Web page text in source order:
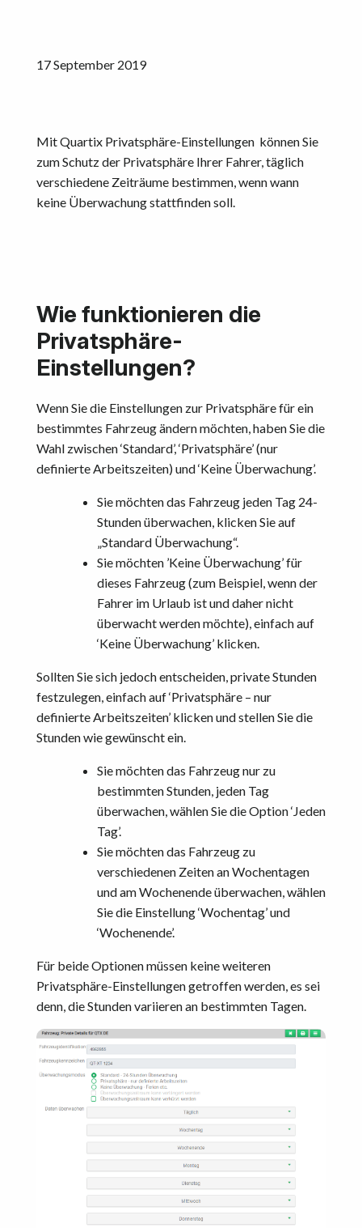
17 September 2019
Mit Quartix Privatsphäre-Einstellungen können Sie
zum Schutz der Privatsphäre Ihrer Fahrer, täglich
verschiedene Zeiträume bestimmen, wenn wann
keine Überwachung stattfinden soll.
Wie funktionieren die
Privatsphäre-
Einstellungen?
Wenn Sie die Einstellungen zur Privatsphäre für ein
bestimmtes Fahrzeug ändern möchten, haben Sie die
Wahl zwischen ‘Standard’, ‘Privatsphäre’ (nur
definierte Arbeitszeiten) und ‘Keine Überwachung’.
Sie möchten das Fahrzeug jeden Tag 24-
Stunden überwachen, klicken Sie auf
„Standard Überwachung“.
Sie möchten ’Keine Überwachung’ für
dieses Fahrzeug (zum Beispiel, wenn der
Fahrer im Urlaub ist und daher nicht
überwacht werden möchte), einfach auf
‘Keine Überwachung’ klicken.
Sollten Sie sich jedoch entscheiden, private Stunden
festzulegen, einfach auf ‘Privatsphäre – nur
definierte Arbeitszeiten’ klicken und stellen Sie die
Stunden wie gewünscht ein.
Sie möchten das Fahrzeug nur zu
bestimmten Stunden, jeden Tag
überwachen, wählen Sie die Option ‘Jeden
Tag’.
Sie möchten das Fahrzeug zu
verschiedenen Zeiten an Wochentagen
und am Wochenende überwachen, wählen
Sie die Einstellung ‘Wochentag’ und
‘Wochenende’.
Für beide Optionen müssen keine weiteren
Privatsphäre-Einstellungen getroffen werden, es sei
denn, die Stunden variieren an bestimmten Tagen.